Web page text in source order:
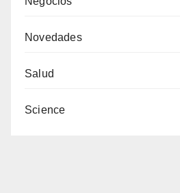
Novedades
Salud
Science